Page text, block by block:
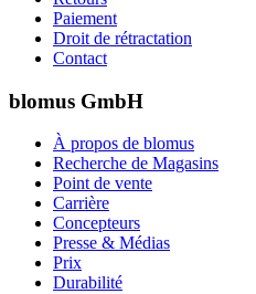
Paiement
Droit de rétractation
Contact
blomus GmbH
À propos de blomus
Recherche de Magasins
Point de vente
Carrière
Concepteurs
Presse & Médias
Prix
Durabilité